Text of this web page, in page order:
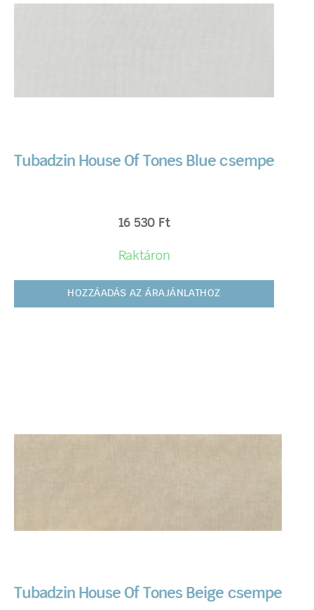
Tubadzin House Of Tones Blue csempe
16 530 Ft
Raktáron
HOZZÁADÁS AZ ÁRAJÁNLATHOZ
Tubadzin House Of Tones Beige csempe